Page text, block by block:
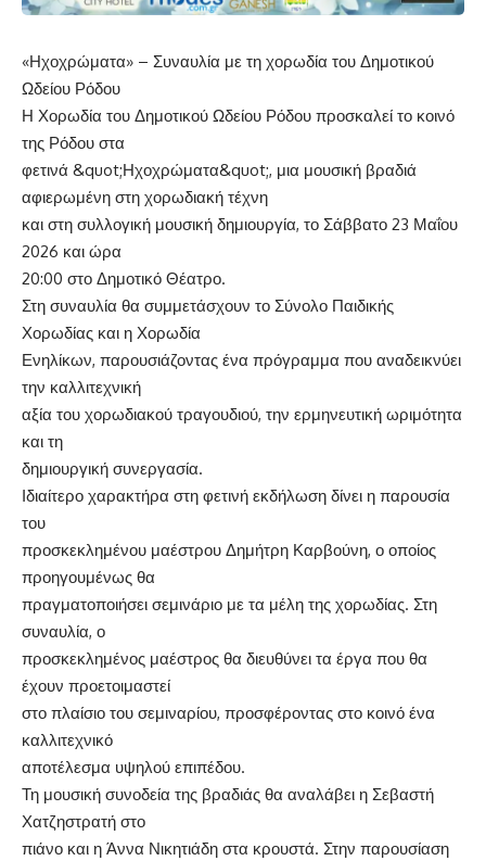
«Ηχοχρώματα» – Συναυλία με τη χορωδία του Δημοτικού
Ωδείου Ρόδου
Η Χορωδία του Δημοτικού Ωδείου Ρόδου προσκαλεί το κοινό
της Ρόδου στα
φετινά &quot;Ηχοχρώματα&quot;, μια μουσική βραδιά
αφιερωμένη στη χορωδιακή τέχνη
και στη συλλογική μουσική δημιουργία, το Σάββατο 23 Μαΐου
2026 και ώρα
20:00 στο Δημοτικό Θέατρο.
Στη συναυλία θα συμμετάσχουν το Σύνολο Παιδικής
Χορωδίας και η Χορωδία
Ενηλίκων, παρουσιάζοντας ένα πρόγραμμα που αναδεικνύει
την καλλιτεχνική
αξία του χορωδιακού τραγουδιού, την ερμηνευτική ωριμότητα
και τη
δημιουργική συνεργασία.
Ιδιαίτερο χαρακτήρα στη φετινή εκδήλωση δίνει η παρουσία
του
προσκεκλημένου μαέστρου Δημήτρη Καρβούνη, ο οποίος
προηγουμένως θα
πραγματοποιήσει σεμινάριο με τα μέλη της χορωδίας. Στη
συναυλία, ο
προσκεκλημένος μαέστρος θα διευθύνει τα έργα που θα
έχουν προετοιμαστεί
στο πλαίσιο του σεμιναρίου, προσφέροντας στο κοινό ένα
καλλιτεχνικό
αποτέλεσμα υψηλού επιπέδου.
Τη μουσική συνοδεία της βραδιάς θα αναλάβει η Σεβαστή
Χατζηστρατή στο
πιάνο και η Άννα Νικητιάδη στα κρουστά. Στην παρουσίαση